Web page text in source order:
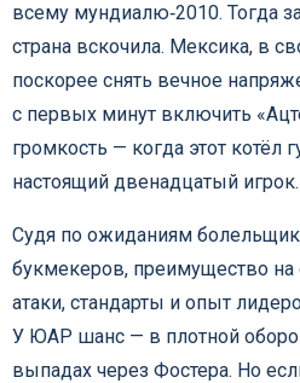
всему мундиалю‑2010. Тогда
страна вскочила. Мексика, в
поскорее снять вечное
с первых минут включить
громкость — когда этот котёл
настоящий двенадцатый игрок.
Судя по ожиданиям
букмекеров, преимущество на
атаки, стандарты и опыт
У ЮАР шанс — в плотной
выпадах через Фостера. Но